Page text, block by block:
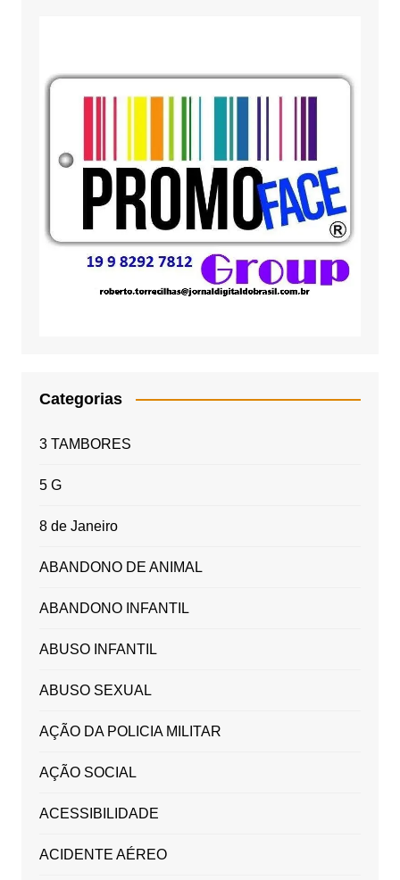
Categorias
3 TAMBORES
5 G
8 de Janeiro
ABANDONO DE ANIMAL
ABANDONO INFANTIL
ABUSO INFANTIL
ABUSO SEXUAL
AÇÃO DA POLICIA MILITAR
AÇÃO SOCIAL
ACESSIBILIDADE
ACIDENTE AÉREO